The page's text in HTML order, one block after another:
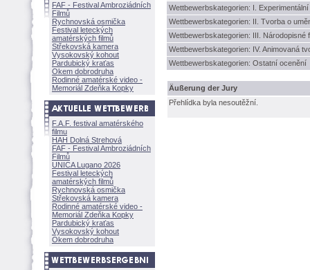
FAF - Festival Ambroziádních
Filmů
Rychnovská osmička
Festival leteckých
amatérských filmů
Střekovská kamera
Vysokovský kohout
Pardubický kraťas
Okem dobrodruha
Rodinné amatérské video -
Memoriál Zdeňka Kopky
F.A.F. festival amatérského
filmu
HAH Dolná Strehov
FAF - Festival Ambroziádních
Filmů
UNICA Lugano 2026
Festival leteckých
amatérských filmů
Rychnovská osmička
Střekovská kamera
Rodinné amatérské video -
Memoriál Zdeňka Kopky
Pardubický kraťas
Vysokovský kohout
Okem dobrodruha
Wettbewerbskategorien: I.
Wettbewerbskategorien: II. Tvorba o
Wettbewerbskategorien: III. Národopisné
Wettbewerbskategorien: IV. Animovaná
Wettbewerbskategorien: Ostatní ocenění
Äußerung der Jury
Přehlídka byla nesoutěžní.